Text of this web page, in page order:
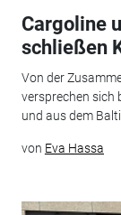
Cargoline
schließen
Von der
versprechen sich
und aus dem
von Eva Hassa